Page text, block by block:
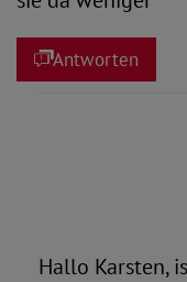
Antworten
Hallo Karsten,